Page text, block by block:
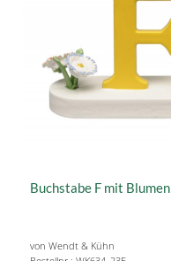
Buchstabe F mit Blumen
von Wendt & Kühn